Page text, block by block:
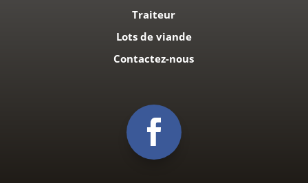
Traiteur
Lots de viande
Contactez-nous